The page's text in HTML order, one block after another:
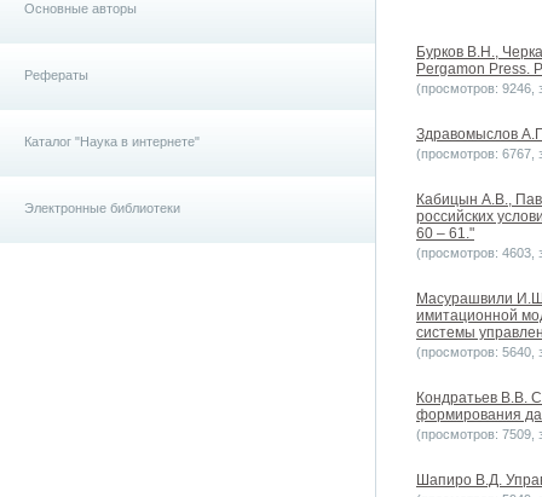
Основные авторы
Рефераты
Каталог "Наука в интернете"
Электронные библиотеки
Бурков B.H.,
Pergamon Press.
(просмотров: 9246,
Здравомыслов
(просмотров: 6767,
Кабицын А.В.,
российских
60 – 61."
(просмотров: 4603,
Масурашвили
имитационной
системы
(просмотров: 5640,
Кондратьев В.В.
формирования
(просмотров: 7509,
Шапиро В.Д.